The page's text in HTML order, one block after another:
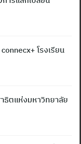
โรงเรียน
ธิตแห่งมหาวิทยาลัย